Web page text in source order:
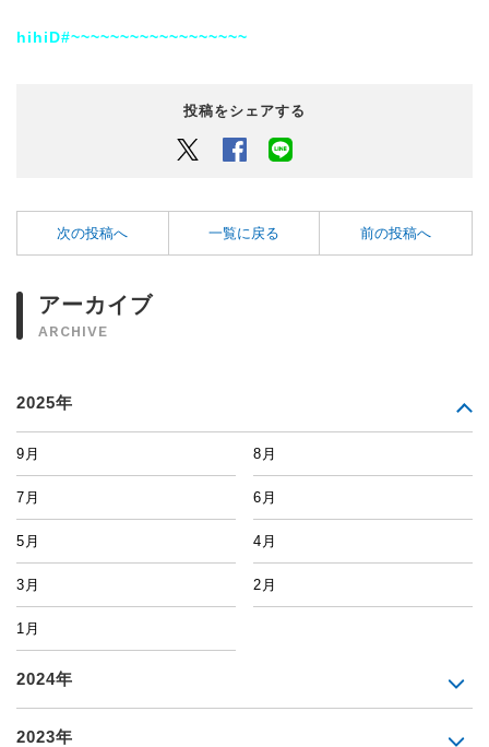
hihiD#~~~~~~~~~~~~~~~~~~
投稿をシェアする
Twitter Facebook
次の投稿へ 一覧に戻る 前の投稿へ
アーカイブ
ARCHIVE
2025年
9月 8月
7月 6月
5月 4月
3月 2月
1月
2024年
2023年